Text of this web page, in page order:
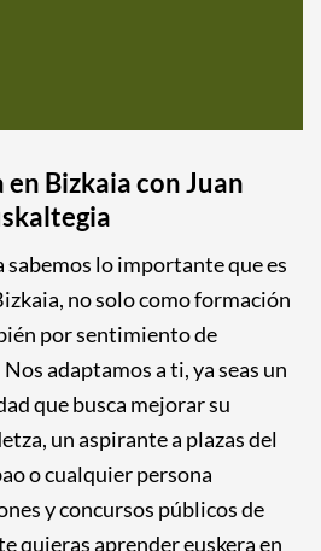
Bizkaia con Juan
sabemos lo importante que es
no solo como formación
por sentimiento de
adaptamos a ti, ya seas un
que busca mejorar su
un aspirante a plazas del
o cualquier persona
y concursos públicos de
quieras aprender euskera en